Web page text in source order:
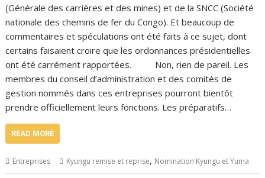
(Générale des carrières et des mines) et de la SNCC (Société
nationale des chemins de fer du Congo). Et beaucoup de
commentaires et spéculations ont été faits à ce sujet, dont
certains faisaient croire que les ordonnances présidentielles
ont été carrément rapportées. Non, rien de pareil. Les
membres du conseil d’administration et des comités de
gestion nommés dans ces entreprises pourront bientôt
prendre officiellement leurs fonctions. Les préparatifs…
READ MORE
Entreprises Kyungu remise et reprise, Nomination Kyungu et Yuma